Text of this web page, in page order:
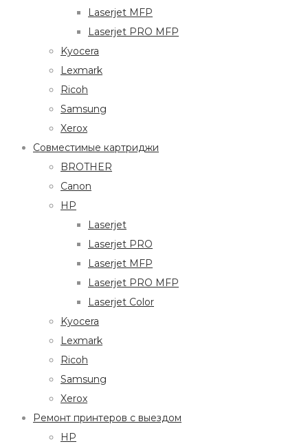
Laserjet MFP
Laserjet PRO MFP
Kyocera
Lexmark
Ricoh
Samsung
Xerox
Совместимые картриджи
BROTHER
Canon
HP
Laserjet
Laserjet PRO
Laserjet MFP
Laserjet PRO MFP
Laserjet Color
Kyocera
Lexmark
Ricoh
Samsung
Xerox
Ремонт принтеров с выездом
HP